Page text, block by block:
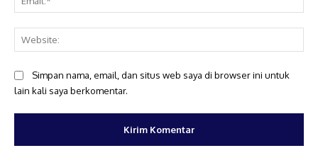
Simpan nama, email, dan situs web saya di browser ini untuk
lain kali saya berkomentar.